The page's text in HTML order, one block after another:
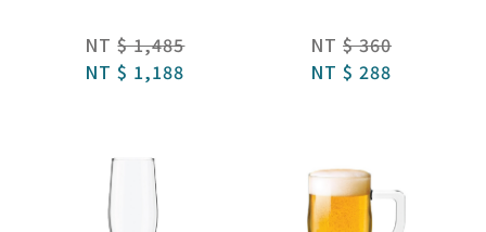
NT $ 1,485
NT $ 1,188
NT $ 360
NT $ 288